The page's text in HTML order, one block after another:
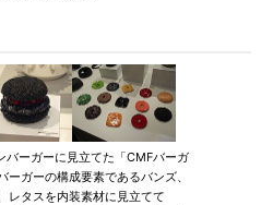
バーガーに見立てた「CMFバーガ
ーガーの構成要素であるバンズ、
レタスを内装素材に見立てて